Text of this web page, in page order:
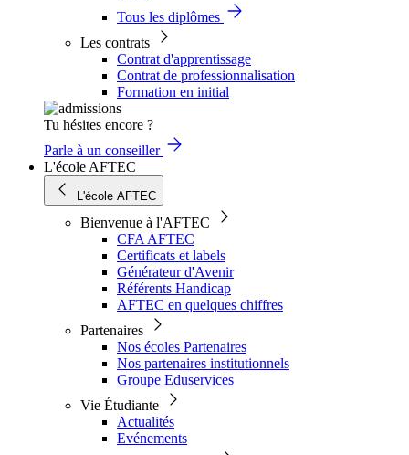
Tous les diplômes
Les contrats
Contrat d'apprentissage
Contrat de professionnalisation
Formation en initial
Tu hésites encore ?
Parle à un conseiller
L'école AFTEC
L'école AFTEC
Bienvenue à l'AFTEC
CFA AFTEC
Certificats et labels
Générateur d'Avenir
Référents Handicap
AFTEC en quelques chiffres
Partenaires
Nos écoles Partenaires
Nos partenaires institutionnels
Groupe Eduservices
Vie Étudiante
Actualités
Evénements